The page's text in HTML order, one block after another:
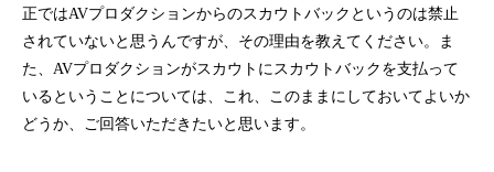
正ではAVプロダクションからのスカウトバックというのは禁止
されていないと思うんですが、その理由を教えてください。ま
た、AVプロダクションがスカウトにスカウトバックを支払って
いるということについては、これ、このままにしておいてよいか
どうか、ご回答いただきたいと思います。